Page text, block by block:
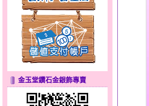
分享愛～金銀鋼套鍊
金玉堂鑽石金銀飾專賣